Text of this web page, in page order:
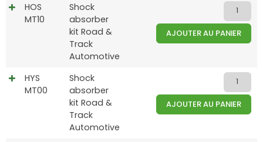
HOS
MT10
Shock
absorber
kit Road &
Track
Automotive
AJOUTER AU PANIER
HYS
MT00
Shock
absorber
kit Road &
Track
Automotive
AJOUTER AU PANIER